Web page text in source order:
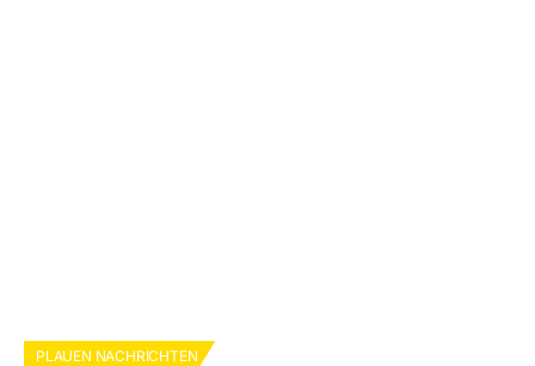
PLAUEN NACHRICHTEN